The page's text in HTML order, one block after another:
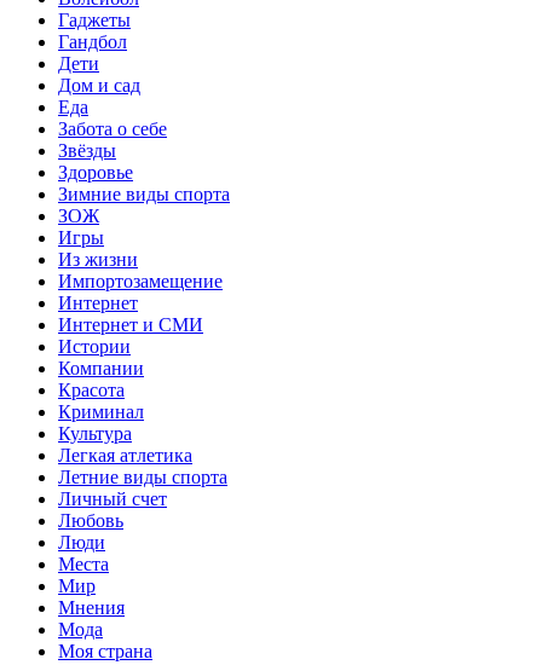
Гаджеты
Гандбол
Дети
Дом и сад
Еда
Забота о себе
Звёзды
Здоровье
Зимние виды спорта
ЗОЖ
Игры
Из жизни
Импортозамещение
Интернет
Интернет и СМИ
Истории
Компании
Красота
Криминал
Культура
Легкая атлетика
Летние виды спорта
Личный счет
Любовь
Люди
Места
Мир
Мнения
Мода
Моя страна